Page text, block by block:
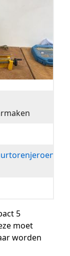
5
moet
worden